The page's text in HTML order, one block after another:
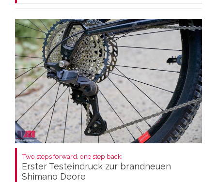
Two steps forward, one step back:
Erster Testeindruck zur brandneuen
Shimano Deore